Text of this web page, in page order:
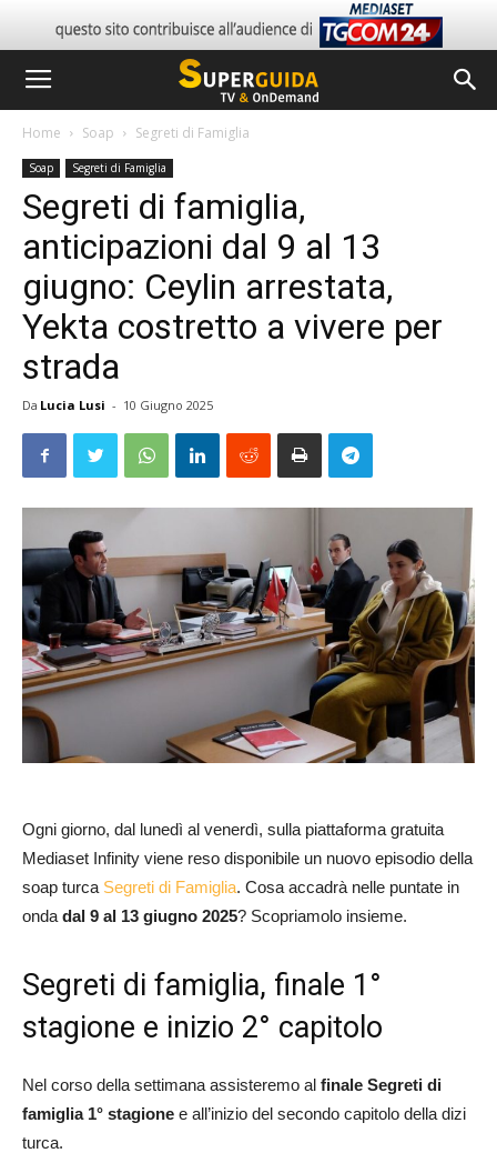
Home Soap Segreti di Famiglia
Soap Segreti di Famiglia
Segreti di famiglia,
anticipazioni dal 9 al 13
giugno: Ceylin arrestata,
Yekta costretto a vivere per
strada
Da Lucia Lusi - 10 Giugno 2025
Ogni giorno, dal lunedì al venerdì, sulla piattaforma gratuita
Mediaset Infinity viene reso disponibile un nuovo episodio della
soap turca Segreti di Famiglia. Cosa accadrà nelle puntate in
onda dal 9 al 13 giugno 2025? Scopriamolo insieme.
Segreti di famiglia, finale 1°
stagione e inizio 2° capitolo
Nel corso della settimana assisteremo al finale Segreti di
famiglia 1° stagione e all’inizio del secondo capitolo della dizi
turca.